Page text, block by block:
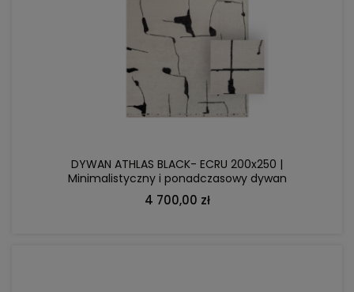
DYWAN ATHLAS BLACK- ECRU 200x250 |
Minimalistyczny i ponadczasowy dywan
4 700,00 zł
DO KOSZYKA